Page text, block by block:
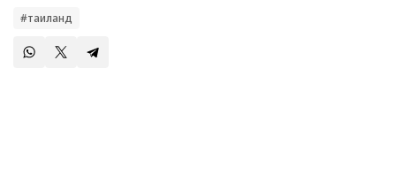
#таиланд